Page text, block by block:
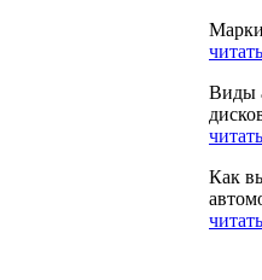
Виды
Как